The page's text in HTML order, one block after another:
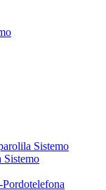
Sistemo
Sistemo